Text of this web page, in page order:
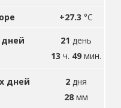
+27.3 °C
дней
21 день
13 ч. 49 мин.
дней
2 дня
28 мм